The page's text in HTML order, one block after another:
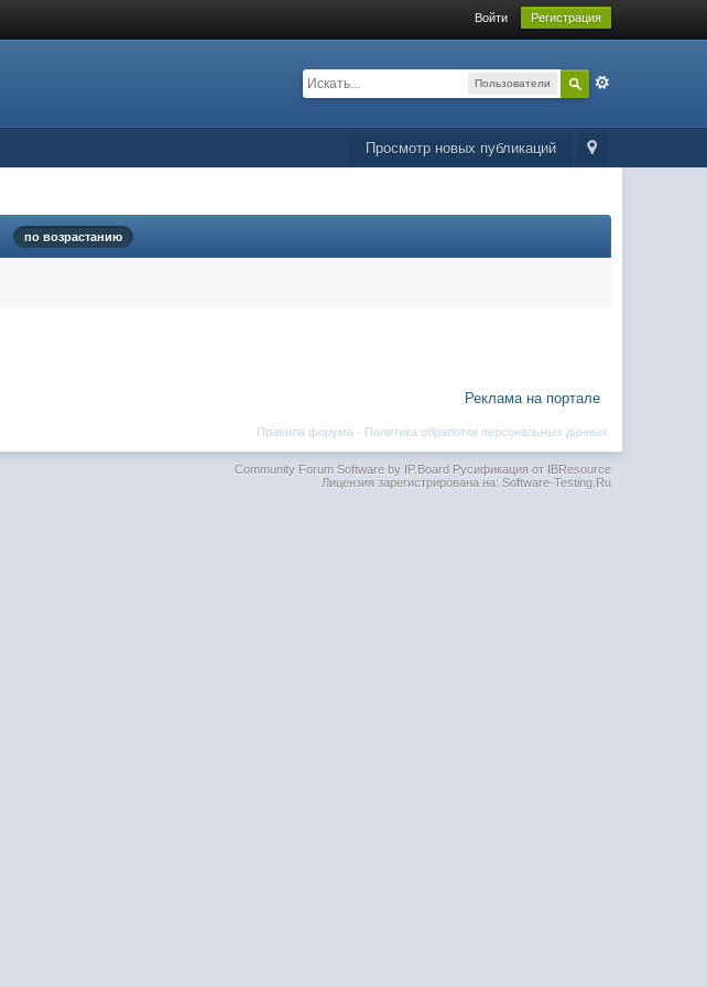
Войти Регистрация
Пользователи
Просмотр новых публикаций
по возрастанию
Реклама на портале
Политика обработки персональных данных
Правила форума ·
Community Forum Software by IP.BoardРусификация от IBResource
Лицензия зарегистрирована на: Software-Testing.Ru